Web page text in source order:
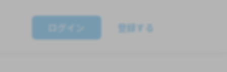
ログイン 登録する